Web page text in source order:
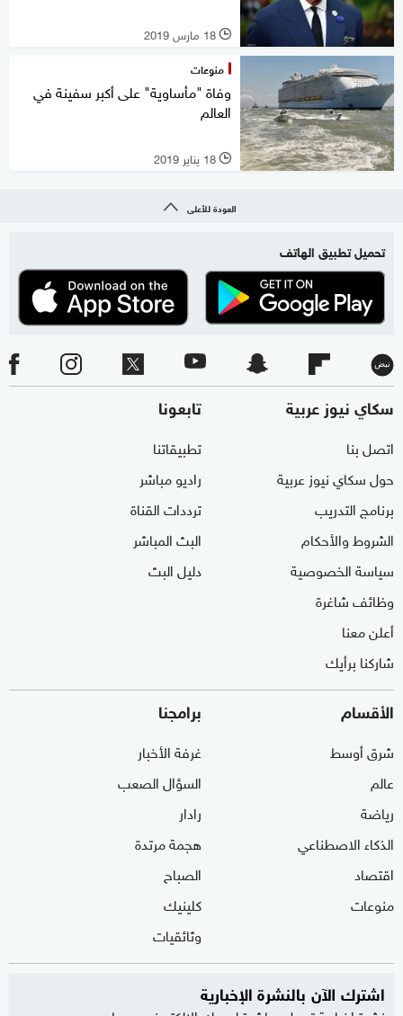
l 18 مارس 2019
منوعات
وفاة "مأساوية" على أكبر سفينة في
العالم
l 18 يناير 2019
العودة للأعلى
تحميل تطبيق الهاتف
سكاي نيوز عربية
اتصل بنا
حول سكاي نيوز عربية
برنامج التدريب
الشروط والأحكام
سياسة الخصوصية
وظائف شاغرة
أعلن معنا
شاركنا برأيك
تابعونا
تطبيقاتنا
راديو مباشر
ترددات القناة
البث المباشر
دليل البث
الأقسام
شرق أوسط
عالم
رياضة
الذكاء الاصطناعي
اقتصاد
منوعات
برامجنا
غرفة الأخبار
السؤال الصعب
رادار
هجمة مرتدة
الصباح
كلينيك
وثائقيات
اشترك الآن بالنشرة الإخبارية